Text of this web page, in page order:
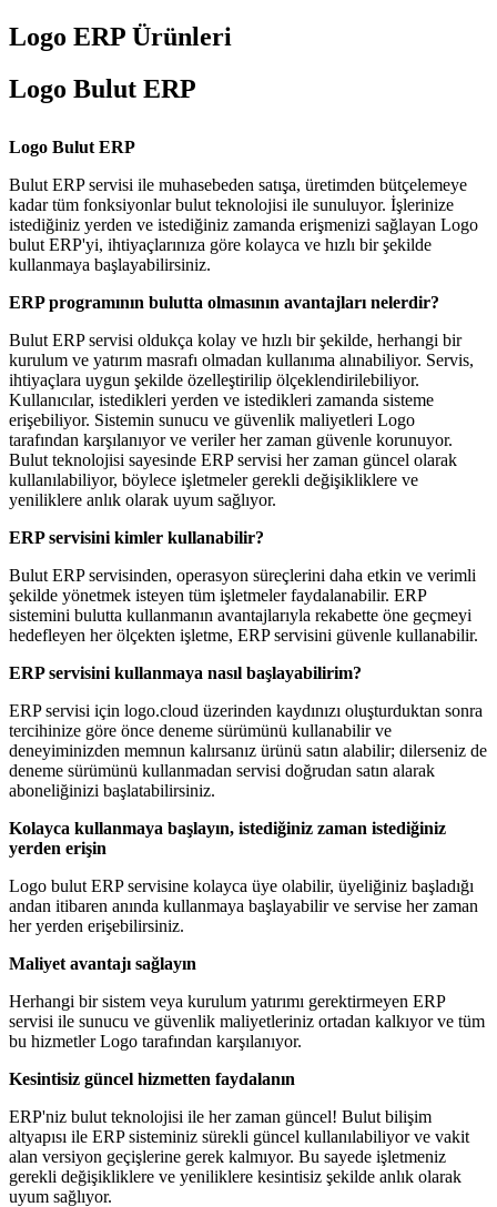
Logo ERP Ürünleri
Logo Bulut ERP
Logo Bulut ERP
Bulut ERP servisi ile muhasebeden satışa, üretimden bütçelemeye
kadar tüm fonksiyonlar bulut teknolojisi ile sunuluyor. İşlerinize
istediğiniz yerden ve istediğiniz zamanda erişmenizi sağlayan Logo
bulut ERP'yi, ihtiyaçlarınıza göre kolayca ve hızlı bir şekilde
kullanmaya başlayabilirsiniz.
ERP programının bulutta olmasının avantajları nelerdir?
Bulut ERP servisi oldukça kolay ve hızlı bir şekilde, herhangi bir
kurulum ve yatırım masrafı olmadan kullanıma alınabiliyor. Servis,
ihtiyaçlara uygun şekilde özelleştirilip ölçeklendirilebiliyor.
Kullanıcılar, istedikleri yerden ve istedikleri zamanda sisteme
erişebiliyor. Sistemin sunucu ve güvenlik maliyetleri Logo
tarafından karşılanıyor ve veriler her zaman güvenle korunuyor.
Bulut teknolojisi sayesinde ERP servisi her zaman güncel olarak
kullanılabiliyor, böylece işletmeler gerekli değişikliklere ve
yeniliklere anlık olarak uyum sağlıyor.
ERP servisini kimler kullanabilir?
Bulut ERP servisinden, operasyon süreçlerini daha etkin ve verimli
şekilde yönetmek isteyen tüm işletmeler faydalanabilir. ERP
sistemini bulutta kullanmanın avantajlarıyla rekabette öne geçmeyi
hedefleyen her ölçekten işletme, ERP servisini güvenle kullanabilir.
ERP servisini kullanmaya nasıl başlayabilirim?
ERP servisi için logo.cloud üzerinden kaydınızı oluşturduktan sonra
tercihinize göre önce deneme sürümünü kullanabilir ve
deneyiminizden memnun kalırsanız ürünü satın alabilir; dilerseniz de
deneme sürümünü kullanmadan servisi doğrudan satın alarak
aboneliğinizi başlatabilirsiniz.
Kolayca kullanmaya başlayın, istediğiniz zaman istediğiniz
yerden erişin
Logo bulut ERP servisine kolayca üye olabilir, üyeliğiniz başladığı
andan itibaren anında kullanmaya başlayabilir ve servise her zaman
her yerden erişebilirsiniz.
Maliyet avantajı sağlayın
Herhangi bir sistem veya kurulum yatırımı gerektirmeyen ERP
servisi ile sunucu ve güvenlik maliyetleriniz ortadan kalkıyor ve tüm
bu hizmetler Logo tarafından karşılanıyor.
Kesintisiz güncel hizmetten faydalanın
ERP'niz bulut teknolojisi ile her zaman güncel! Bulut bilişim
altyapısı ile ERP sisteminiz sürekli güncel kullanılabiliyor ve vakit
alan versiyon geçişlerine gerek kalmıyor. Bu sayede işletmeniz
gerekli değişikliklere ve yeniliklere kesintisiz şekilde anlık olarak
uyum sağlıyor.